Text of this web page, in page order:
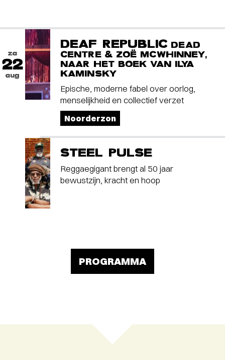
za
22
aug
DEAF REPUBLIC DEAD
CENTRE & ZOË MCWHINNEY,
NAAR HET BOEK VAN ILYA
KAMINSKY
Epische, moderne fabel over oorlog,
menselijkheid en collectief verzet
Noorderzon
STEEL PULSE
Reggaegigant brengt al 50 jaar
bewustzijn, kracht en hoop
PROGRAMMA